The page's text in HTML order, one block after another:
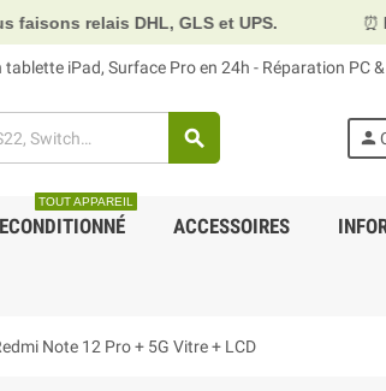
GLS et UPS. ⏰Horaires :
iPad, Surface Pro en 24h - Réparation PC
search person
TOUT APPAREIL
ACCESSOIRES
Note 12 Pro + 5G Vitre + LCD